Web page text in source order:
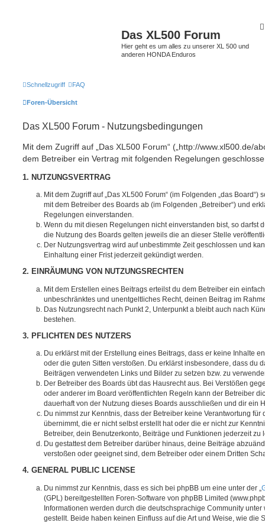
Das XL500 Forum
Hier geht es um alles zu unserer XL 500 und
anderen HONDA Enduros
Schnellzugriff FAQ
Foren-Übersicht
Das XL500 Forum - Nutzungsbedingungen
Mit dem Zugriff auf „Das XL500 Forum“ („http://www.xl500.de/
dem Betreiber ein Vertrag mit folgenden Regelungen
1. NUTZUNGSVERTRAG
Mit dem Zugriff auf „Das XL500 Forum“ (im Folgenden „das
mit dem Betreiber des Boards ab (im Folgenden „Betreiber“) und
Regelungen einverstanden.
Wenn du mit diesen Regelungen nicht einverstanden bist, so darfst
die Nutzung des Boards gelten jeweils die an dieser Stelle
Der Nutzungsvertrag wird auf unbestimmte Zeit geschlossen und
Einhaltung einer Frist jederzeit gekündigt werden.
2. EINRÄUMUNG VON NUTZUNGSRECHTEN
Mit dem Erstellen eines Beitrags erteilst du dem Betreiber ein
unbeschränktes und unentgeltliches Recht, deinen Beitrag im
Das Nutzungsrecht nach Punkt 2, Unterpunkt a bleibt auch nach
bestehen.
3. PFLICHTEN DES NUTZERS
Du erklärst mit der Erstellung eines Beitrags, dass er keine Inhalte
oder die guten Sitten verstoßen. Du erklärst insbesondere, dass du
Beiträgen verwendeten Links und Bilder zu setzen bzw. zu
Der Betreiber des Boards übt das Hausrecht aus. Bei Verstößen
oder anderer im Board veröffentlichten Regeln kann der Betreiber
dauerhaft von der Nutzung dieses Boards ausschließen und dir ein
Du nimmst zur Kenntnis, dass der Betreiber keine Verantwortung für
übernimmt, die er nicht selbst erstellt hat oder die er nicht zur
Betreiber, dein Benutzerkonto, Beiträge und Funktionen jederzeit zu
Du gestattest dem Betreiber darüber hinaus, deine Beiträge
verstoßen oder geeignet sind, dem Betreiber oder einem Dritten
4. GENERAL PUBLIC LICENSE
Du nimmst zur Kenntnis, dass es sich bei phpBB um eine unter der „
(GPL) bereitgestellten Foren-Software von phpBB Limited
Informationen werden durch die deutschsprachige Community unter
gestellt. Beide haben keinen Einfluss auf die Art und Weise, wie die